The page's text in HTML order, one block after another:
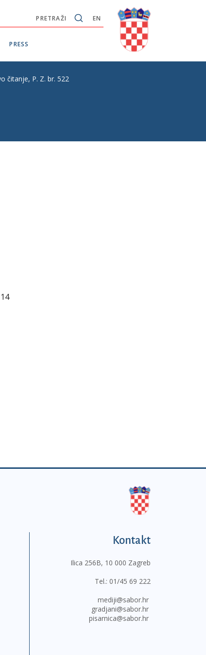
EN
PRETRAŽI
PRESS
čitanje, P. Z. br. 522
Kontakt
Ilica 256B, 10 000 Zagreb
Tel.: 01/45 69 222
mediji@sabor.hr
gradjani@sabor.hr
pisarnica@sabor.hr